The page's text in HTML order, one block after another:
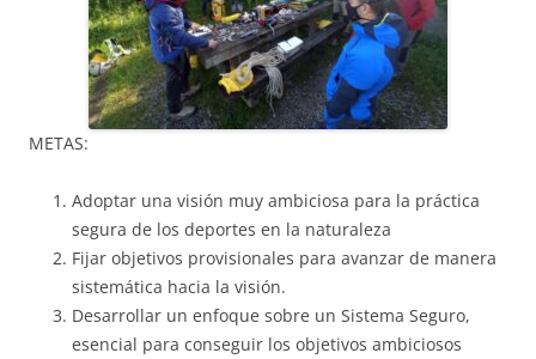
METAS:
Adoptar una visión muy ambiciosa para la práctica
segura de los deportes en la naturaleza
Fijar objetivos provisionales para avanzar de manera
sistemática hacia la visión.
Desarrollar un enfoque sobre un Sistema Seguro,
esencial para conseguir los objetivos ambiciosos